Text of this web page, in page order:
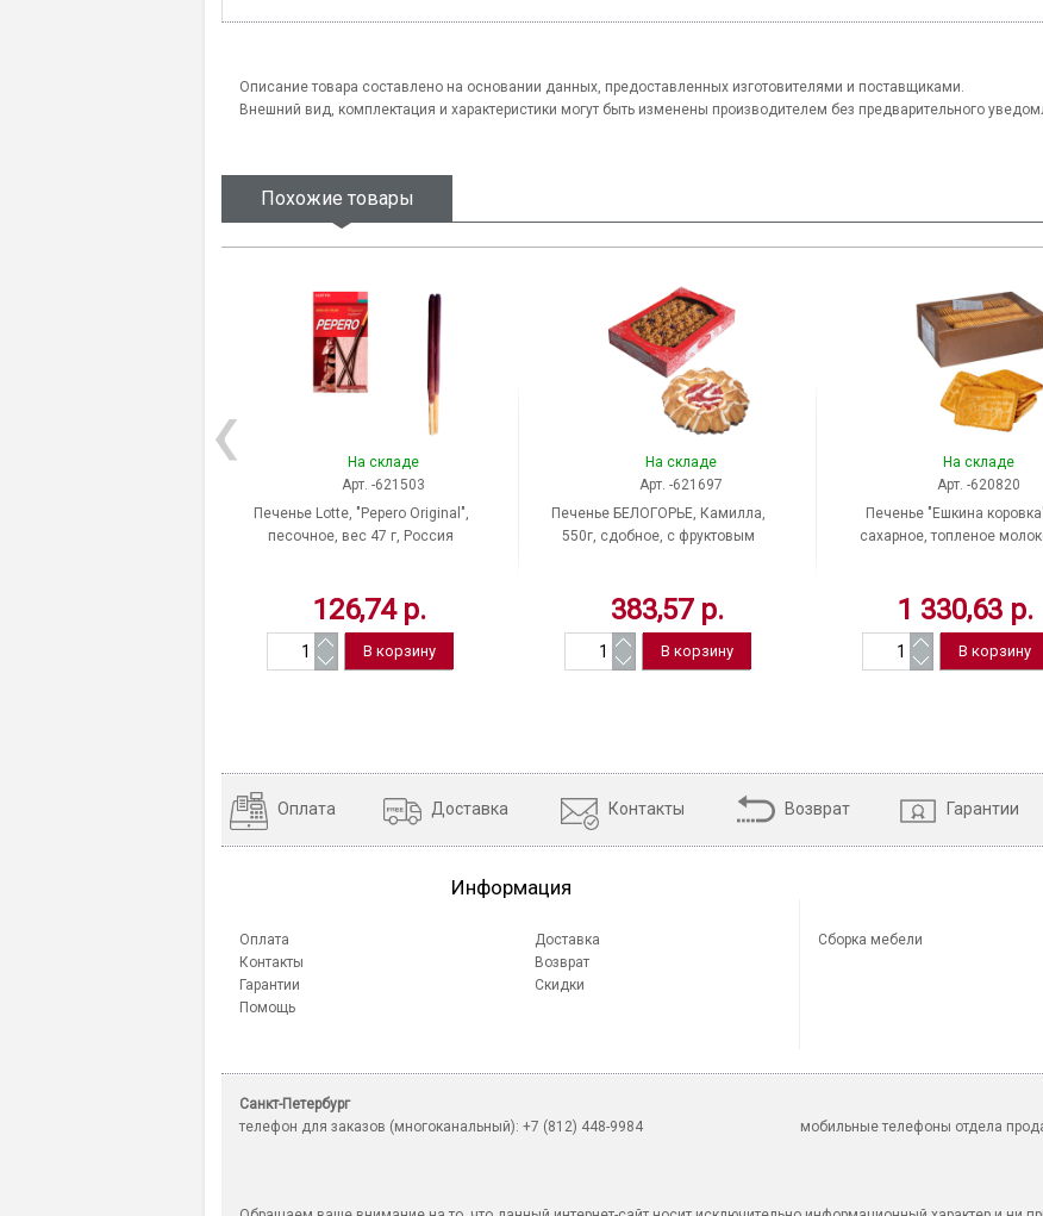
Описание товара составлено на основании данных, предоставленных изготовителями и поставщиками.
Внешний вид, комплектация и характеристики могут быть изменены производителем без предварительного
Похожие товары
На складе
Арт. -621503
Печенье Lotte, "Pepero Original",
песочное, вес 47 г, Россия
126,74 р.
На складе
Арт. -621697
Печенье БЕЛОГОРЬЕ, Камилла,
550г, сдобное, с фруктовым
ш/к 11205
383,57 р.
На складе
Арт. -620820
Печенье "Ешкина
сахарное, топленое
1 330,63 р.
Оплата Доставка Контакты Возврат Гарантии
Информация
Оплата
Контакты
Гарантии
Помощь
Доставка
Возврат
Скидки
Сборка мебели
Санкт-Петербург
телефон для заказов (многоканальный): +7 (812) 448-9984
мобильные телефоны отдела